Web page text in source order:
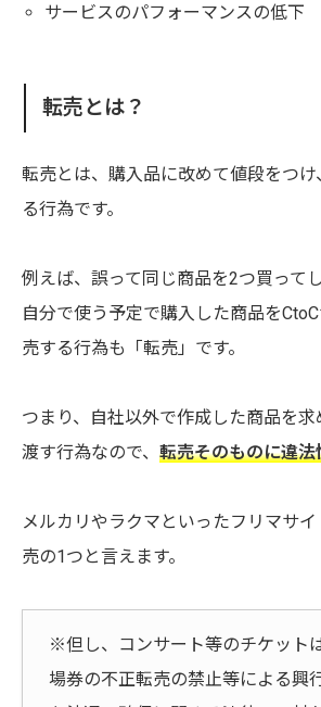
サービスのパフォーマンスの低下
転売とは？
転売とは、購入品に改めて値段をつ
る行為です。
例えば、誤って同じ商品を2つ買って
自分で使う予定で購入した商品を
売する行為も「転売」です。
つまり、自社以外で作成した商品を求
渡す行為なので、 転売そのものに違
メルカリやラクマといったフリマサ
売の1つと言えます。
※但し、コンサート等のチケット
場券の不正転売の禁止等による興